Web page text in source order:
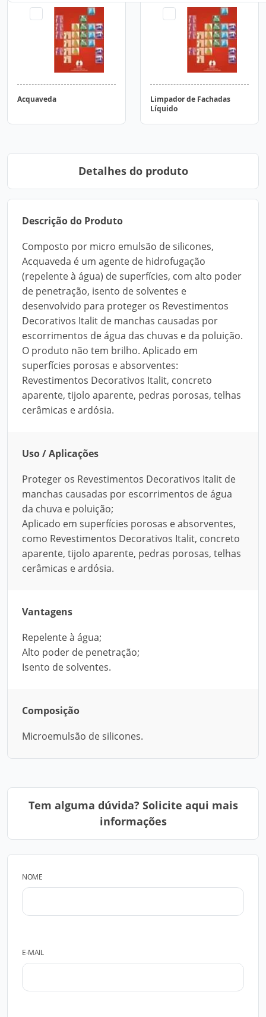
Acquaveda
Limpador de Fachadas
Líquido
Detalhes do produto
Descrição do Produto
Composto por micro emulsão de silicones,
Acquaveda é um agente de hidrofugação
(repelente à água) de superfícies, com alto poder
de penetração, isento de solventes e
desenvolvido para proteger os Revestimentos
Decorativos Italit de manchas causadas por
escorrimentos de água das chuvas e da poluição.
O produto não tem brilho. Aplicado em
superfícies porosas e absorventes:
Revestimentos Decorativos Italit, concreto
aparente, tijolo aparente, pedras porosas, telhas
cerâmicas e ardósia.
Uso / Aplicações
Proteger os Revestimentos Decorativos Italit de
manchas causadas por escorrimentos de água
da chuva e poluição;
Aplicado em superfícies porosas e absorventes,
como Revestimentos Decorativos Italit, concreto
aparente, tijolo aparente, pedras porosas, telhas
cerâmicas e ardósia.
Vantagens
Repelente à água;
Alto poder de penetração;
Isento de solventes.
Composição
Microemulsão de silicones.
Tem alguma dúvida? Solicite aqui mais
informações
NOME
E-MAIL